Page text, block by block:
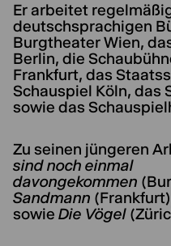
Er arbeitet
deutschsprachigen
Burgtheater Wien,
Berlin, die
Frankfurt, das
Schauspiel Köln, das
sowie das
Zu seinen jüngeren
sind noch einmal
davongekommen
Sandmann
sowie Die Vögel